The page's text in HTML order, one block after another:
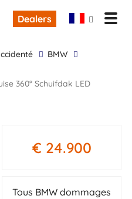
Dealers
BMW
€ 24.900
Tous BMW dommages